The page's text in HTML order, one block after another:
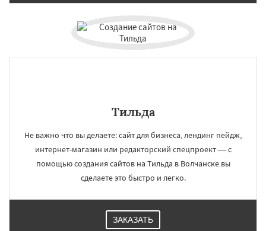
Тильда
Не важно что вы делаете: сайт для бизнеса, лендинг пейдж,
интернет-магазин или редакторский спецпроект — с
помощью создания сайтов на Тильда в Волчанске вы
сделаете это быстро и легко.
ЗАКАЗАТЬ